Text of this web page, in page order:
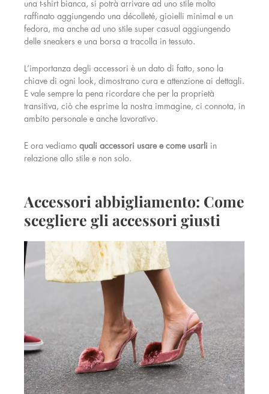
una t-shirt bianca, si potrà arrivare ad uno stile molto
raffinato aggiungendo una décolleté, gioielli minimal e un
fedora, ma anche ad uno stile super casual aggiungendo
delle sneakers e una borsa a tracolla in tessuto.
L’importanza degli accessori è un dato di fatto, sono la
chiave di ogni look, dimostrano cura e attenzione ai dettagli.
E vale sempre la pena ricordare che per la proprietà
transitiva, ciò che esprime la nostra immagine, ci connota, in
ambito personale e anche lavorativo.
E ora vediamo quali accessori usare e come usarli in
relazione allo stile e non solo.
Accessori abbigliamento: Come
scegliere gli accessori giusti